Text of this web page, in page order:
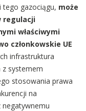
gazociągu, może
regulacji
właściwymi
członkowskie UE
infrastruktura
z systemem
stosowania prawa
na